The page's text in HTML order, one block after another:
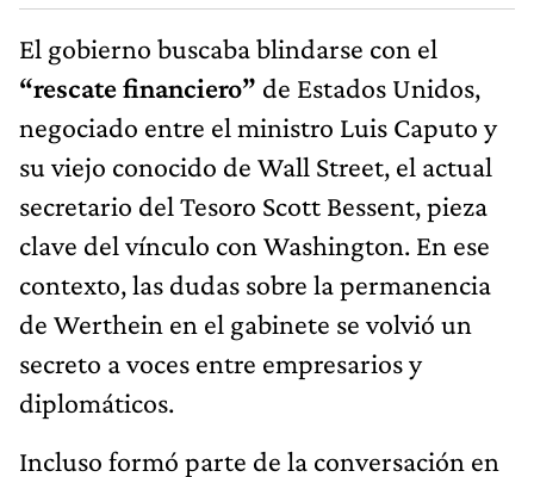
El gobierno buscaba blindarse con el
“rescate financiero” de Estados Unidos,
negociado entre el ministro Luis Caputo y
su viejo conocido de Wall Street, el actual
secretario del Tesoro Scott Bessent, pieza
clave del vínculo con Washington. En ese
contexto, las dudas sobre la permanencia
de Werthein en el gabinete se volvió un
secreto a voces entre empresarios y
diplomáticos.
Incluso formó parte de la conversación en